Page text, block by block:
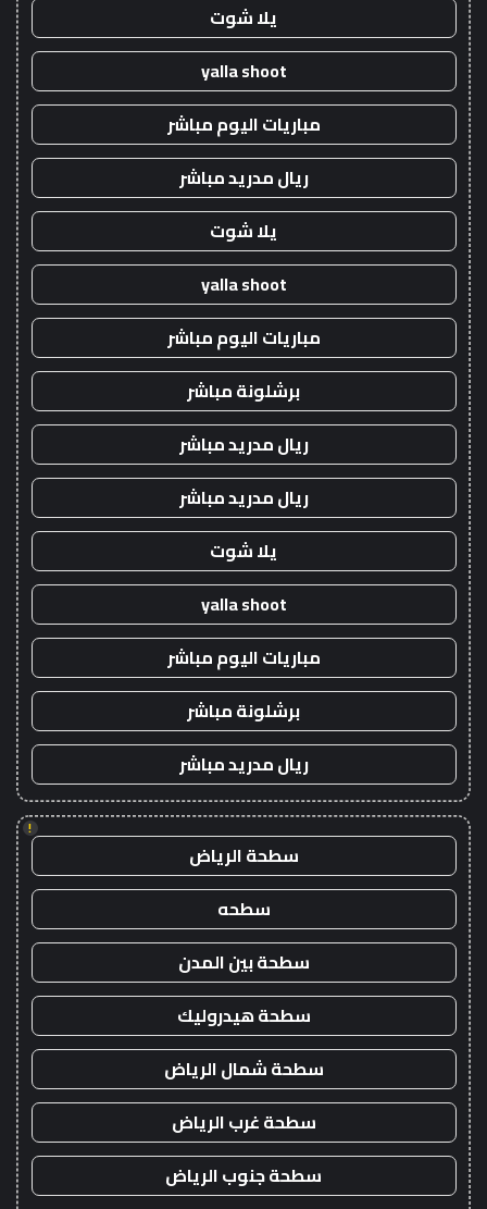
يلا شوت
yalla shoot
مباريات اليوم مباشر
ريال مدريد مباشر
يلا شوت
yalla shoot
مباريات اليوم مباشر
برشلونة مباشر
ريال مدريد مباشر
ريال مدريد مباشر
يلا شوت
yalla shoot
مباريات اليوم مباشر
برشلونة مباشر
ريال مدريد مباشر
!
سطحة الرياض
سطحه
سطحة بين المدن
سطحة هيدروليك
سطحة شمال الرياض
سطحة غرب الرياض
سطحة جنوب الرياض